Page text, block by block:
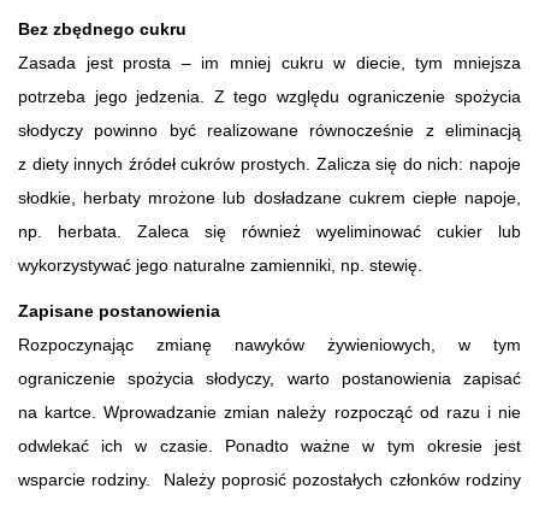
Bez zbędnego cukru
Zasada jest prosta – im mniej cukru w diecie, tym mniejsza
potrzeba jego jedzenia. Z tego względu ograniczenie spożycia
słodyczy powinno być realizowane równocześnie z eliminacją
z diety innych źródeł cukrów prostych. Zalicza się do nich: napoje
słodkie, herbaty mrożone lub dosładzane cukrem ciepłe napoje,
np. herbata. Zaleca się również wyeliminować cukier lub
wykorzystywać jego naturalne zamienniki, np. stewię.
Zapisane postanowienia
Rozpoczynając zmianę nawyków żywieniowych, w tym
ograniczenie spożycia słodyczy, warto postanowienia zapisać
na kartce. Wprowadzanie zmian należy rozpocząć od razu i nie
odwlekać ich w czasie. Ponadto ważne w tym okresie jest
wsparcie rodziny. Należy poprosić pozostałych członków rodziny